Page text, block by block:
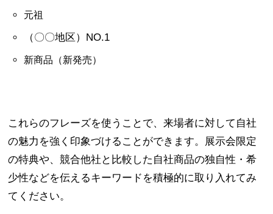
元祖
（〇〇地区）NO.1
新商品（新発売）
これらのフレーズを使うことで、来場者に対して自社
の魅力を強く印象づけることができます。展示会限定
の特典や、競合他社と比較した自社商品の独自性・希
少性などを伝えるキーワードを積極的に取り入れてみ
てください。